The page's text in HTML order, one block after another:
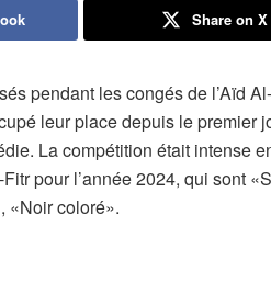
Share on X
pendant les congés de l’Aïd
leur place depuis le premier
La compétition était intense
pour l’année 2024, qui sont
«Noir coloré».